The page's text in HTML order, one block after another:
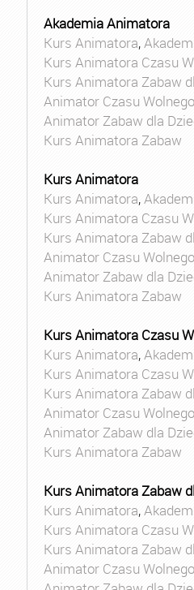
Akademia Animatora
Kurs Animatora,
Kurs Animatora Czasu
Kurs Animatora Zabaw
Animator Czasu Wolnego
Animator Zabaw dla
Kurs Animatora Zabaw
Kurs Animatora
Kurs Animatora,
Kurs Animatora Czasu
Kurs Animatora Zabaw
Animator Czasu Wolnego
Animator Zabaw dla
Kurs Animatora Zabaw
Kurs Animatora Czasu
Kurs Animatora,
Kurs Animatora Czasu
Kurs Animatora Zabaw
Animator Czasu Wolnego
Animator Zabaw dla
Kurs Animatora Zabaw
Kurs Animatora Zabaw
Kurs Animatora,
Kurs Animatora Czasu
Kurs Animatora Zabaw
Animator Czasu Wolnego